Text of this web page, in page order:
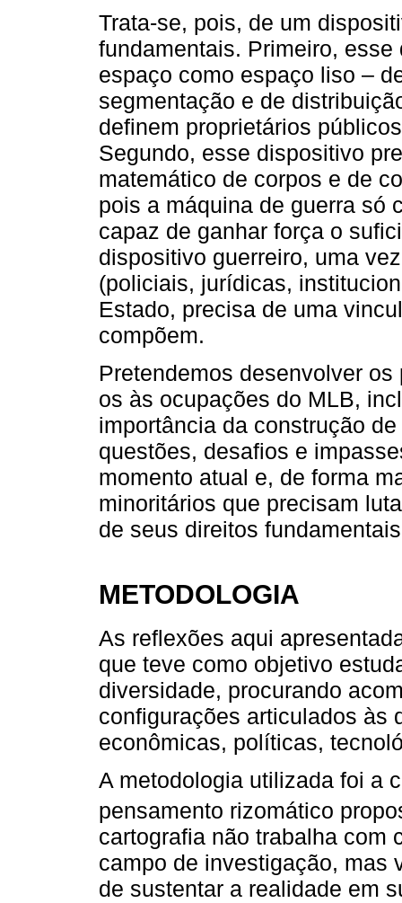
Trata-se, pois, de um
fundamentais. Primeiro,
espaço como espaço liso –
segmentação e de
definem proprietários
Segundo, esse dispositivo
matemático de corpos e de
pois a máquina de guerra só
capaz de ganhar força o
dispositivo guerreiro, uma
(policiais, jurídicas,
Estado, precisa de uma
compõem.
Pretendemos desenvolver
os às ocupações do MLB,
importância da construção
questões, desafios e
momento atual e, de forma
minoritários que precisam
de seus direitos
METODOLOGIA
As reflexões aqui
que teve como objetivo
diversidade, procurando
configurações articulados às
econômicas, políticas,
A metodologia utilizada foi a
pensamento rizomático
cartografia não trabalha com
campo de investigação, mas
de sustentar a realidade em